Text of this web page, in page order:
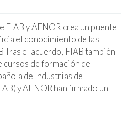
FIAB y AENOR crea un puente
el conocimiento de las
Tras el acuerdo, FIAB también
cursos de formación de
de Industrias de
y AENOR han firmado un